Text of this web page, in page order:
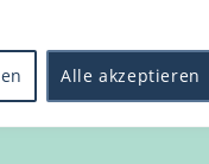
Alle akzeptieren
All Rights